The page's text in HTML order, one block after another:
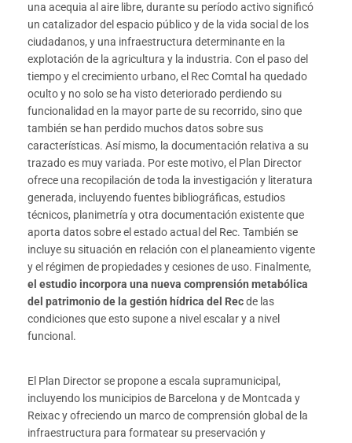
una acequia al aire libre, durante su período activo significó
un catalizador del espacio público y de la vida social de los
ciudadanos, y una infraestructura determinante en la
explotación de la agricultura y la industria. Con el paso del
tiempo y el crecimiento urbano, el Rec Comtal ha quedado
oculto y no solo se ha visto deteriorado perdiendo su
funcionalidad en la mayor parte de su recorrido, sino que
también se han perdido muchos datos sobre sus
características. Así mismo, la documentación relativa a su
trazado es muy variada. Por este motivo, el Plan Director
ofrece una recopilación de toda la investigación y literatura
generada, incluyendo fuentes bibliográficas, estudios
técnicos, planimetría y otra documentación existente que
aporta datos sobre el estado actual del Rec. También se
incluye su situación en relación con el planeamiento vigente
y el régimen de propiedades y cesiones de uso. Finalmente,
el estudio incorpora una nueva comprensión metabólica
del patrimonio de la gestión hídrica del Recde las
condiciones que esto supone a nivel escalar y a nivel
funcional.
El Plan Director se propone a escala supramunicipal,
incluyendo los municipios de Barcelona y de Montcada y
Reixac y ofreciendo un marco de comprensión global de la
infraestructura para formatear su preservación y